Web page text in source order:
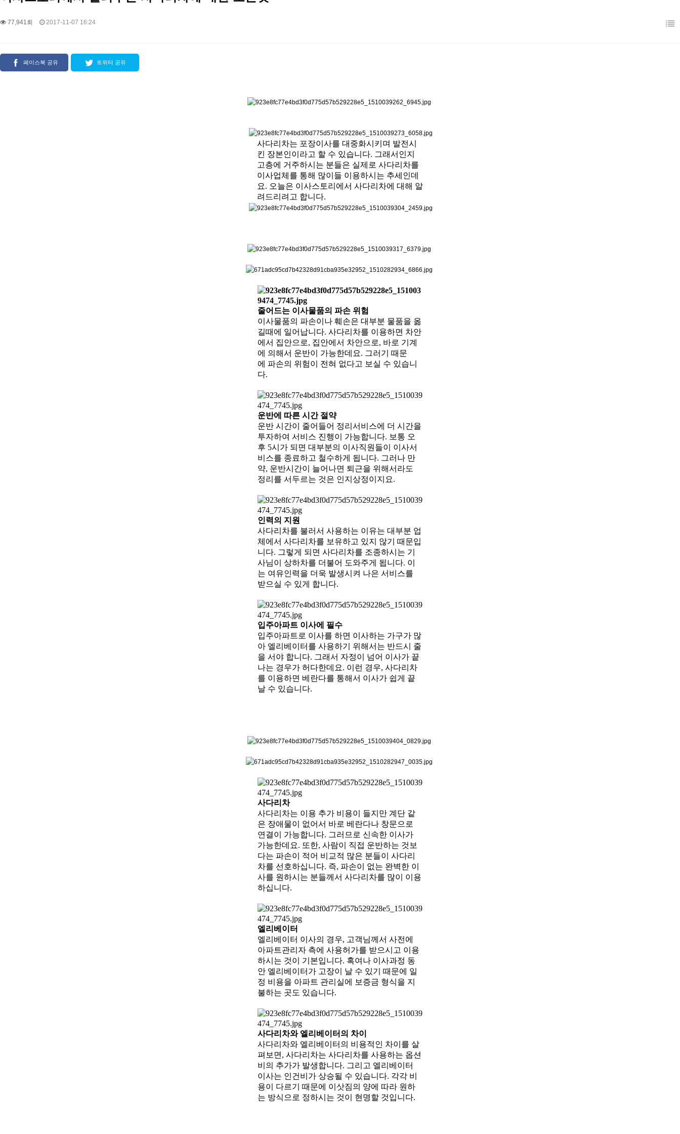
77,941회 2017-11-07 16:24
페이스북 공유 트위터 공유
사다리차는 포장이사를 대중화시키며 발전시
킨 장본인이라고 할 수 있습니다. 그래서인지
고층에 거주하시는 분들은 실제로 사다리차를
이사업체를 통해 많이들 이용하시는 추세인데
요. 오늘은 이사스토리에서 사다리차에 대해 알
려드리려고 합니다.
줄어드는 이사물품의 파손 위험
이사물품의 파손이나 훼손은 대부분 물품을 옮
길때에 일어납니다. 사다리차를 이용하면 차안
에서 집안으로, 집안에서 차안으로, 바로 기계
에 의해서 운반이 가능한데요. 그러기 때문
에 파손의 위험이 전혀 없다고 보실 수 있습니
다.
운반에 따른 시간 절약
운반 시간이 줄어들어 정리서비스에 더 시간을
투자하여 서비스 진행이 가능합니다. 보통 오
후 5시가 되면 대부분의 이사직원들이 이사서
비스를 종료하고 철수하게 됩니다. 그러나 만
약, 운반시간이 늘어나면 퇴근을 위해서라도
정리를 서두르는 것은 인지상정이지요.
인력의 지원
사다리차를 불러서 사용하는 이유는 대부분 업
체에서 사다리차를 보유하고 있지 않기 때문입
니다. 그렇게 되면 사다리차를 조종하시는 기
사님이 상하차를 더불어 도와주게 됩니다. 이
는 여유인력을 더욱 발생시켜 나은 서비스를
받으실 수 있게 합니다.
입주아파트 이사에 필수
입주아파트로 이사를 하면 이사하는 가구가 많
아 엘리베이터를 사용하기 위해서는 반드시 줄
을 서야 합니다. 그래서 자정이 넘어 이사가 끝
나는 경우가 허다한데요. 이런 경우, 사다리차
를 이용하면 베란다를 통해서 이사가 쉽게 끝
날 수 있습니다.
사다리차
사다리차는 이용 추가 비용이 들지만 계단 같
은 장애물이 없어서 바로 베란다나 창문으로
연결이 가능합니다. 그러므로 신속한 이사가
가능한데요. 또한, 사람이 직접 운반하는 것보
다는 파손이 적어 비교적 많은 분들이 사다리
차를 선호하십니다. 즉, 파손이 없는 완벽한 이
사를 원하시는 분들께서 사다리차를 많이 이용
하십니다.
엘리베이터
엘리베이터 이사의 경우, 고객님께서 사전에
아파트관리자 측에 사용허가를 받으시고 이용
하시는 것이 기본입니다. 혹여나 이사과정 동
안 엘리베이터가 고장이 날 수 있기 때문에 일
정 비용을 아파트 관리실에 보증금 형식을 지
불하는 곳도 있습니다.
사다리차와 엘리베이터의 차이
사다리차와 엘리베이터의 비용적인 차이를 살
펴보면, 사다리차는 사다리차를 사용하는 옵션
비의 추가가 발생합니다. 그리고 엘리베이터
이사는 인건비가 상승될 수 있습니다. 각각 비
용이 다르기 때문에 이삿짐의 양에 따라 원하
는 방식으로 정하시는 것이 현명할 것입니다.